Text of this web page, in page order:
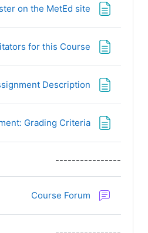
on the MetEd site
for this Course
Description
Grading Criteria
----------------
Course Forum